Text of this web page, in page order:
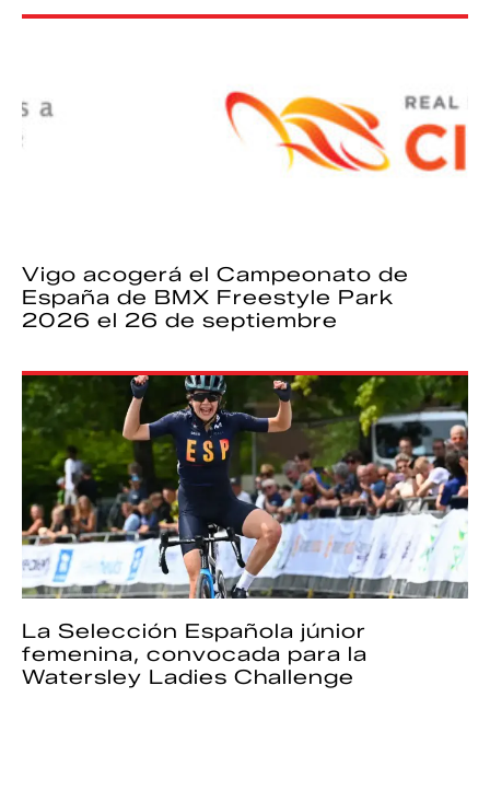
Vigo acogerá el Campeonato de
España de BMX Freestyle Park
2026 el 26 de septiembre
La Selección Española júnior
femenina, convocada para la
Watersley Ladies Challenge